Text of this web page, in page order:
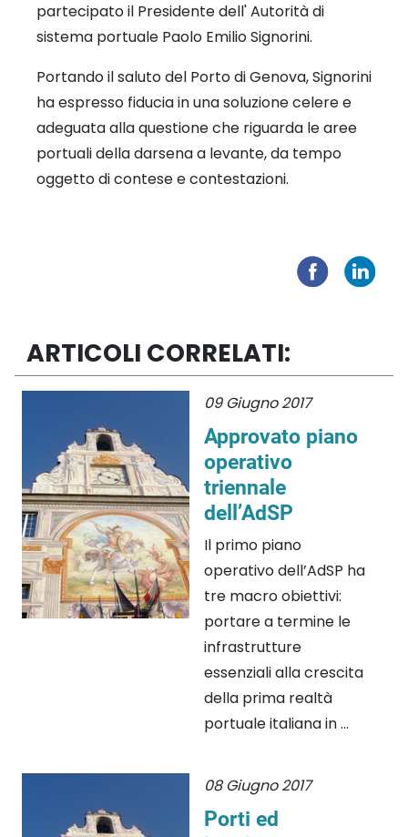
partecipato il Presidente dell' Autorità di
sistema portuale Paolo Emilio Signorini.
Portando il saluto del Porto di Genova, Signorini
ha espresso fiducia in una soluzione celere e
adeguata alla questione che riguarda le aree
portuali della darsena a levante, da tempo
oggetto di contese e contestazioni.
ARTICOLI CORRELATI:
09 Giugno 2017
Approvato piano
operativo
triennale
dell’AdSP
Il primo piano
operativo dell’AdSP ha
tre macro obiettivi:
portare a termine le
infrastrutture
essenziali alla crescita
della prima realtà
portuale italiana in ...
08 Giugno 2017
Porti ed